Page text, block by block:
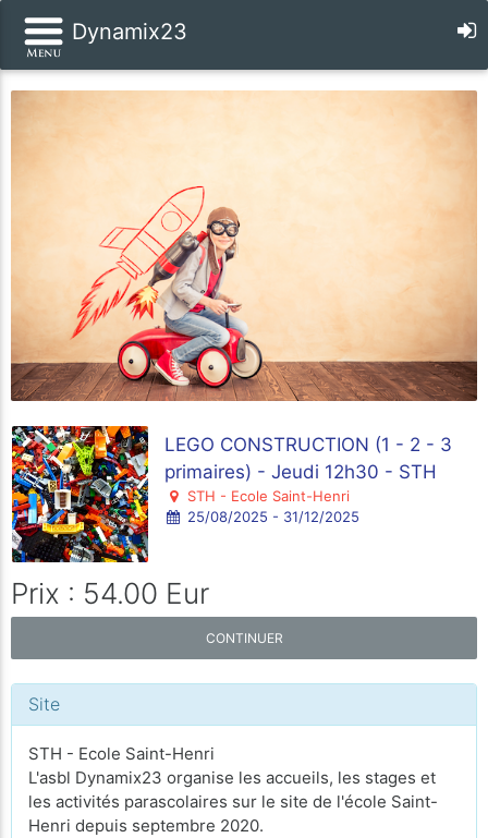
Dynamix23
LEGO CONSTRUCTION (1 - 2 - 3
primaires) - Jeudi 12h30 - STH
STH - Ecole Saint-Henri
25/08/2025 - 31/12/2025
Prix : 54.00 Eur
CONTINUER
Site
STH - Ecole Saint-Henri
L'asbl Dynamix23 organise les accueils, les stages et
les activités parascolaires sur le site de l'école Saint-
Henri depuis septembre 2020.